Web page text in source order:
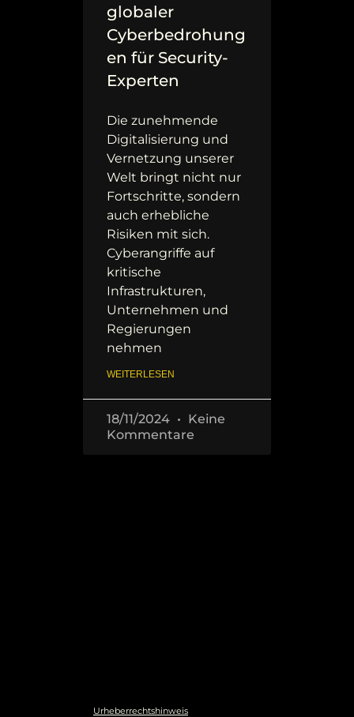
globaler
Cyberbedrohung
en für Security-
Experten
Die zunehmende
Digitalisierung und
Vernetzung unserer
Welt bringt nicht nur
Fortschritte, sondern
auch erhebliche
Risiken mit sich.
Cyberangriffe auf
kritische
Infrastrukturen,
Unternehmen und
Regierungen
nehmen
WEITERLESEN
18/11/2024
Keine
Kommentare
Urheberrechtshinweis